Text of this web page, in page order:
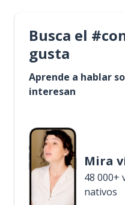
Busca el
gusta
Aprende a hablar
interesan
Mira
48 000+
nativos